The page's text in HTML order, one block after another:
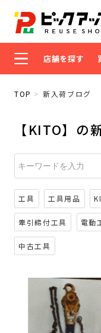
店舗を探す
TOP 新入荷ブログ
【KITO】の
工具 工具用品
牽引締付工具 電動
中古工具